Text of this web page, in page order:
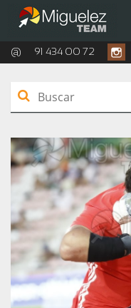
@ 91 434 00 72